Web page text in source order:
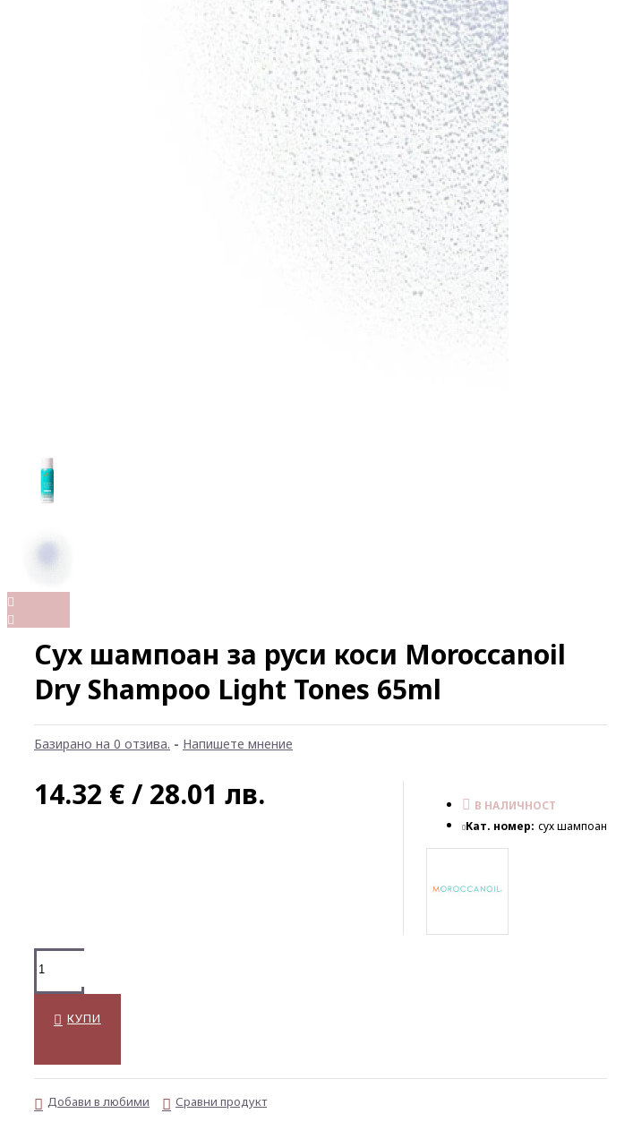
Сух шампоан за руси коси Moroccanoil
Dry Shampoo Light Tones 65ml
Базирано на 0 отзива. - Напишете мнение
14.32 € / 28.01 лв.
В НАЛИЧНОСТ
Кат. номер: сух шампоан
КУПИ
Добави в любими Сравни продукт